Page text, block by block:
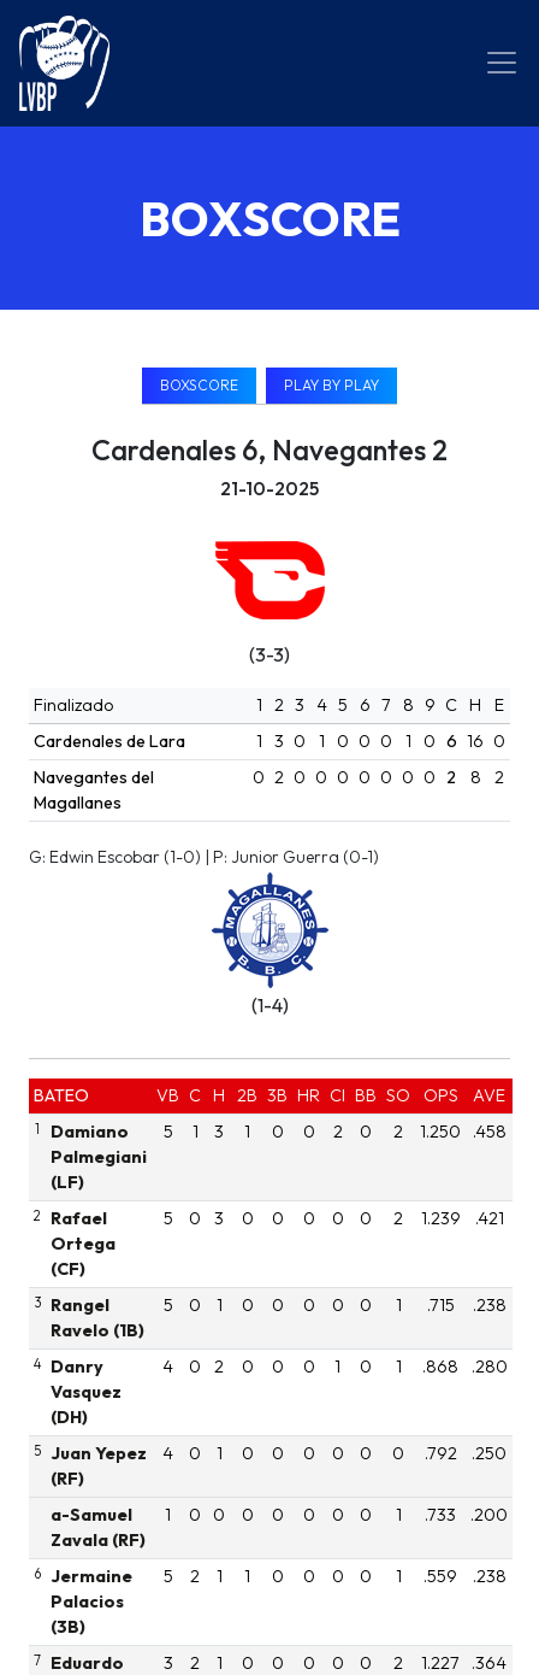
BOXSCORE
BOXSCORE PLAY BY PLAY
Cardenales 6, Navegantes 2
21-10-2025
(3-3)
Finalizado 1 2 3 4 5 6 7 8 9 C H
E
Cardenales de Lara
1 3 0 1 0 0 0 1 0 6 16 0
Navegantes del
Magallanes
0 2 0 0 0 0 0 0 0 2 8 2
G: Edwin Escobar (1-0) | P: Junior Guerra (0-1)
(1-4)
BATEO VB C H 2B 3B HR CI BB SO OPS AVE
1
Damiano
Palmegiani
(LF)
5 1 3 1 0 0 2 0 2 1.250 .458
2
Rafael
Ortega
(CF)
5 0 3 0 0 0 0 0 2 1.239 .421
3
Rangel
Ravelo (1B)
5 0 1 0 0 0 0 0 1 .715 .238
4
Danry
Vasquez
(DH)
4 0 2 0 0 0 1 0 1 .868 .280
5 Juan Yepez
(RF)
4 0 1 0 0 0 0 0 0 .792 .250
a-Samuel
Zavala (RF)
1 0 0 0 0 0 0 0 1 .733 .200
6
Jermaine
Palacios
(3B)
5 2 1 1 0 0 0 0 1 .559 .238
7
Eduardo
3 2 1 0 0 0 0 0 2 1.227 .364